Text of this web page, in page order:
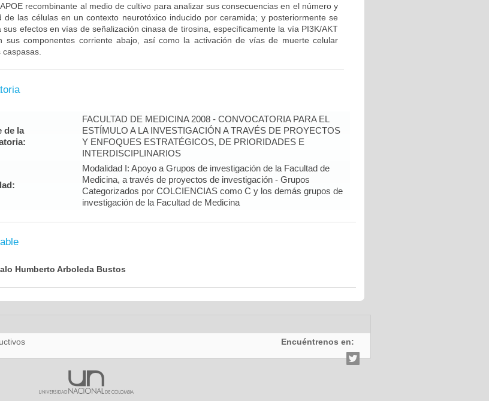
recombinante al medio de cultivo para analizar sus consecuencias en el número y
de las células en un contexto neurotóxico inducido por ceramida; y posteriormente se
sus efectos en vías de señalización cinasa de tirosina, específicamente la vía PI3K/AKT
sus componentes corriente abajo, así como la activación de vías de muerte celular
de la
FACULTAD DE MEDICINA 2008 - CONVOCATORIA PARA EL
ESTÍMULO A LA INVESTIGACIÓN A TRAVÉS DE PROYECTOS
Y ENFOQUES ESTRATÉGICOS, DE PRIORIDADES E
INTERDISCIPLINARIOS
Modalidad I: Apoyo a Grupos de investigación de la Facultad de
Medicina, a través de proyectos de investigación - Grupos
Categorizados por COLCIENCIAS como C y los demás grupos de
investigación de la Facultad de Medicina
Humberto Arboleda Bustos
Encuéntrenos en: